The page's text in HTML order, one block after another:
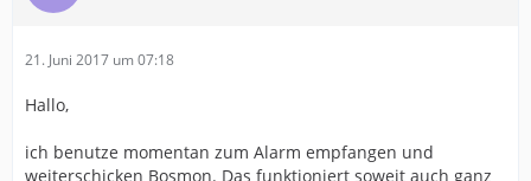
21. Juni 2017 um 07:18
Hallo,
ich benutze momentan zum Alarm empfangen und
weiterschicken Bosmon. Das funktioniert soweit auch ganz